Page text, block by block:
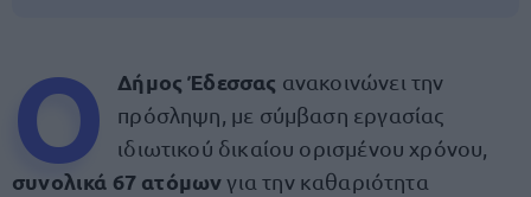
Ο Δήμος Έδεσσας ανακοινώνει την
πρόσληψη, με σύμβαση εργασίας
ιδιωτικού δικαίου ορισμένου χρόνου,
συνολικά 67 ατόμωνγια την καθαριότητα